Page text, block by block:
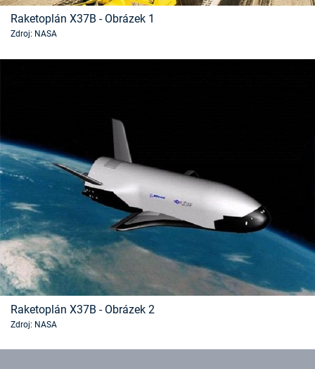
Časopis
Sledujte nás
Raketoplán X37B - Obrázek 1
Zdroj: NASA
Raketoplán X37B - Obrázek 2
Zdroj: NASA